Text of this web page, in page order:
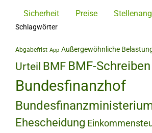
Sicherheit Preise
Schlagwörter
Abgabefrist App Außergewöhnliche
Urteil BMF BMF-Schreiben
Bundesfinanzhof
Ehescheidung